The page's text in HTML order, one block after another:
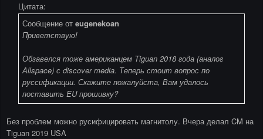
Цитата:
Сообщение от eugenekoan
Приветствую!
Обзавелся тоже американцем Tiguan 2018 года (аналог
Allspace) с discover media. Теперь стоит вопрос по
руссификации. Скажите пожалуйста, Вам удалось
поставить EU прошивку?
Без проблем можно русифицировать магнитолу. Вчера делал CM на
Tiguan 2019 USA